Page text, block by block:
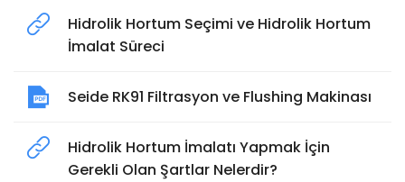
Hidrolik Hortum Seçimi ve Hidrolik Hortum
İmalat Süreci
Seide RK91 Filtrasyon ve Flushing Makinası
Hidrolik Hortum İmalatı Yapmak İçin
Gerekli Olan Şartlar Nelerdir?